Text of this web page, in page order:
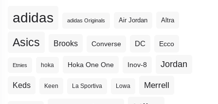
adidas adidas Originals Air Jordan Altra
Asics Brooks Converse DC Ecco
Etnies hoka Hoka One One Inov-8 Jordan
Keds Keen La Sportiva Lowa Merrell